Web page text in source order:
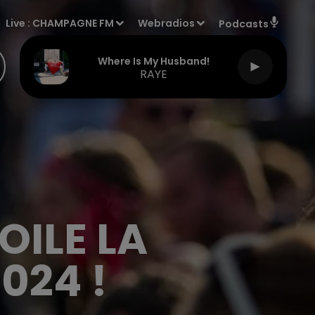
Live : CHAMPAGNE FM Webradios Podcasts
Where Is My Husband!
RAYE
LA
!